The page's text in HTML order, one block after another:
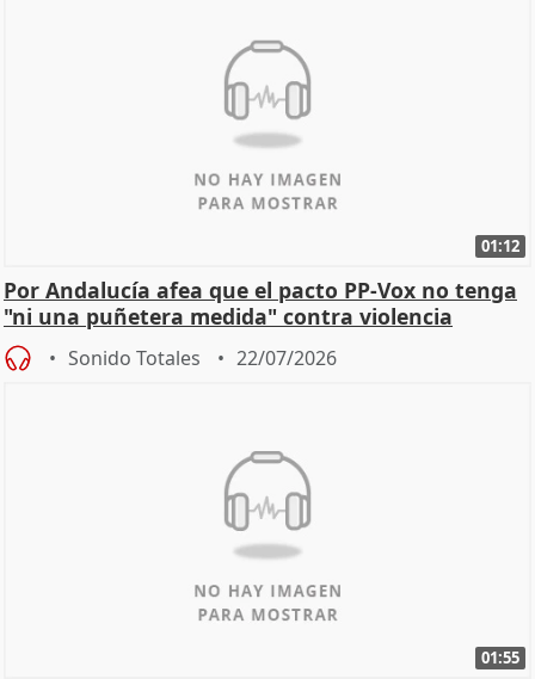
01:12
Por Andalucía afea que el pacto PP-Vox no tenga
"ni una puñetera medida" contra violencia
machista
Sonido Totales 22/07/2026
01:55